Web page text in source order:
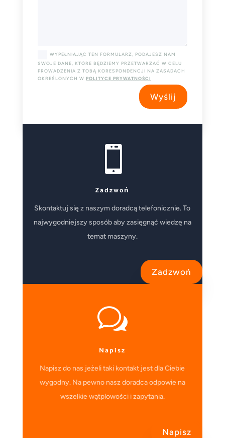
WYPEŁNIAJĄC TEN FORMULARZ, PODAJESZ NAM
SWOJE DANE, KTÓRE BĘDZIEMY PRZETWARZAĆ W CELU
PROWADZENIA Z TOBĄ KORESPONDENCJI NA ZASADACH
OKREŚLONYCH W POLITYCE PRYWATNOŚCI
Wyślij

Zadzwoń
Skontaktuj się z naszym doradcą telefonicznie. To
najwygodniejszy sposób aby zasięgnąć wiedzę na
temat maszyny.
Zadzwoń
w
Napisz
Napisz do nas jeżeli taki kontakt jest dla Ciebie
wygodny. Na pewno nasz doradca odpowie na
wszelkie wątplowości i zapytania.
Napisz